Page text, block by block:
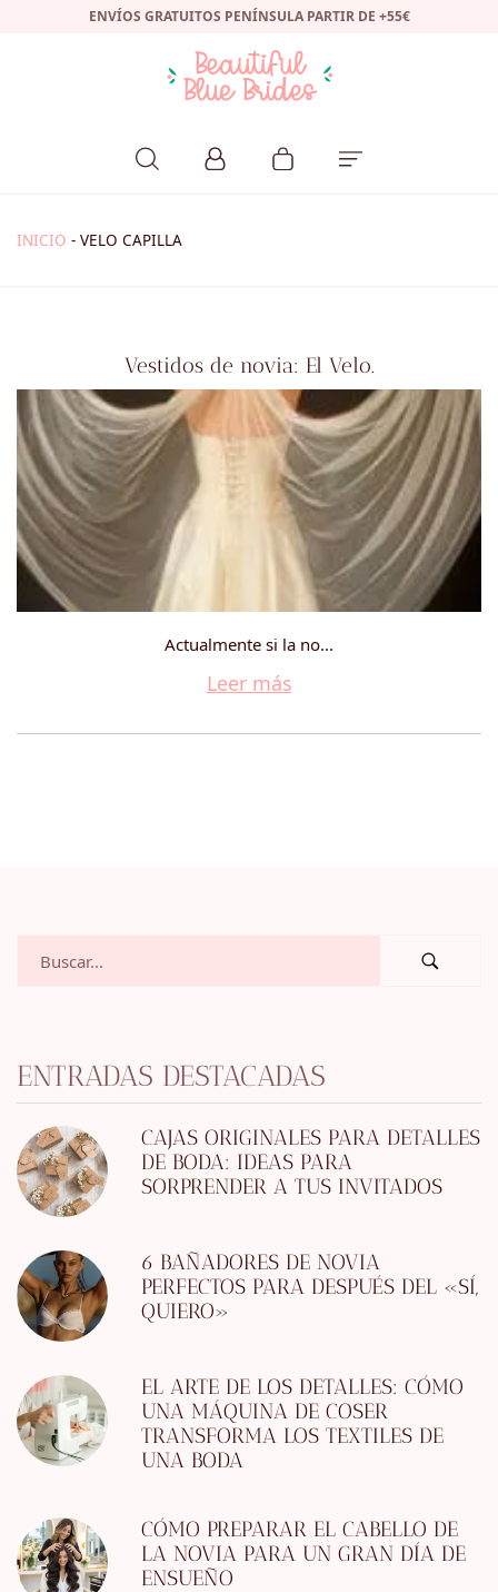
ENVÍOS GRATUITOS PENÍNSULA PARTIR DE +55€
INICIO - VELO CAPILLA
Vestidos de novia: El Velo.
Actualmente si la no...
Leer más
ENTRADAS DESTACADAS
CAJAS ORIGINALES PARA DETALLES
DE BODA: IDEAS PARA
SORPRENDER A TUS INVITADOS
6 BAÑADORES DE NOVIA
PERFECTOS PARA DESPUÉS DEL «SÍ,
QUIERO»
EL ARTE DE LOS DETALLES: CÓMO
UNA MÁQUINA DE COSER
TRANSFORMA LOS TEXTILES DE
UNA BODA
CÓMO PREPARAR EL CABELLO DE
LA NOVIA PARA UN GRAN DÍA DE
ENSUEÑO